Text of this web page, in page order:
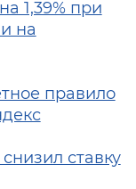
1,39% при
на
правило
ставку